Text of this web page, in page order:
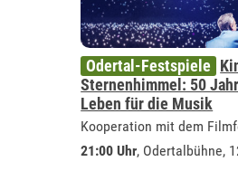
Odertal-Festspiele
Sternenhimmel: 50
Leben für die Musik
Kooperation mit dem
21:00 Uhr, Odertalbühne,